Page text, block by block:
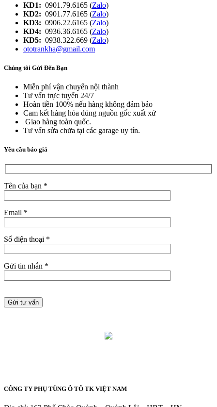
KD1: 0901.79.6165 (Zalo)
KD2: 0901.77.6165 (Zalo)
KD3: 0906.22.6165 (Zalo)
KD4: 0936.36.6165 (Zalo)
KD5: 0938.322.669 (Zalo)
ototrankha@gmail.com
Chúng tôi Gửi Đến Bạn
Miễn phí vận chuyển nội thành
Tư vấn trực tuyến 24/7
Hoàn tiền 100% nếu hàng không đảm bảo
Cam kết hàng hóa đúng nguồn gốc xuất xứ
Giao hàng toàn quốc.
Tư vấn sửa chữa tại các garage uy tín.
Yêu cầu báo giá
Tên của bạn *
Email *
Số điện thoại *
Gửi tin nhắn *
CÔNG TY PHỤ TÙNG Ô TÔ TK VIỆT NAM